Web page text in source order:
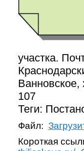
участка.
Ванновское,
107
Теги:
Файл:
Короткая